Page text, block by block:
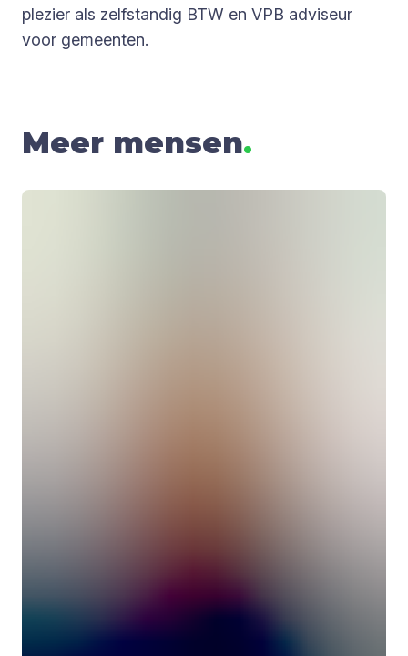
plezier als zelfstandig BTW en VPB adviseur
voor gemeenten.
Meer mensen.